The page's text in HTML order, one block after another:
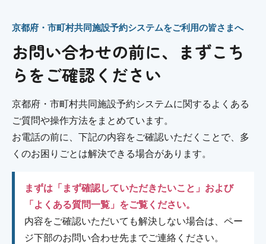
京都府・市町村共同施設予約システムをご利用の皆さまへ
お問い合わせの前に、まずこち
らをご確認ください
京都府・市町村共同施設予約システムに関するよくある
ご質問や操作方法をまとめています。
お電話の前に、下記の内容をご確認いただくことで、多
くのお困りごとは解決できる場合があります。
まずは「まず確認していただきたいこと」および
「よくある質問一覧」をご覧ください。
内容をご確認いただいても解決しない場合は、ペー
ジ下部のお問い合わせ先までご連絡ください。